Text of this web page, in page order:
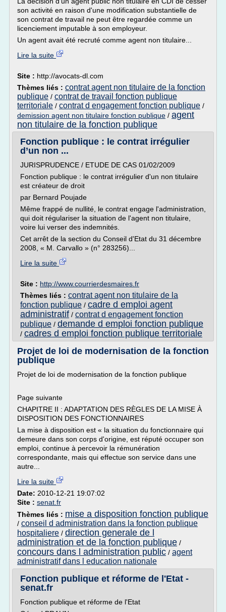
son activité en raison d'une modification substantielle de
son contrat de travail ne peut être regardée comme un
licenciement imputable à son employeur.
Un agent avait été recruté comme agent non titulaire...
Lire la suite
Site : http://avocats-dl.com
Thèmes liés : contrat agent non titulaire de la fonction
publique / contrat de travail fonction publique
territoriale / contrat d engagement fonction publique /
demission agent non titulaire fonction publique / agent
non titulaire de la fonction publique
Fonction publique : le contrat irrégulier
d’un non ...
JURISPRUDENCE / ETUDE DE CAS 01/02/2009
Fonction publique : le contrat irrégulier d'un non titulaire
est créateur de droit
par Bernard Poujade
Même frappé de nullité, le contrat engage l'administration,
qui doit régulariser la situation de l'agent non titulaire,
voire lui verser des indemnités.
Cet arrêt de la section du Conseil d'Etat du 31 décembre
2008, « M. Carvallo » (n° 283256)...
Lire la suite
Site : http://www.courrierdesmaires.fr
Thèmes liés : contrat agent non titulaire de la
fonction publique / cadre d emploi agent
administratif / contrat d engagement fonction
publique / demande d emploi fonction publique
/ cadres d emploi fonction publique territoriale
Projet de loi de modernisation de la fonction
publique
Projet de loi de modernisation de la fonction publique
Page suivante
CHAPITRE II : ADAPTATION DES RÈGLES DE LA MISE À
DISPOSITION DES FONCTIONNAIRES
La mise à disposition est « la situation du fonctionnaire qui
demeure dans son corps d'origine, est réputé occuper son
emploi, continue à percevoir la rémunération
correspondante, mais qui effectue son service dans une
autre...
Lire la suite
Date: 2010-12-21 19:07:02
Site : senat.fr
Thèmes liés : mise a disposition fonction publique
/ conseil d administration dans la fonction publique
hospitaliere / direction generale de l
administration et de la fonction publique /
concours dans l administration public / agent
administratif dans l education nationale
Fonction publique et réforme de l'Etat -
senat.fr
Fonction publique et réforme de l'Etat